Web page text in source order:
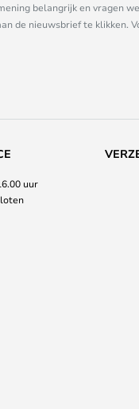
belangrijk en vragen
de nieuwsbrief te klikken.
uur